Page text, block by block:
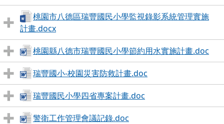
桃園市八德區瑞豐國民小學監視錄影系統管理實施
計畫.docx
桃園縣八德市瑞豐國民小學節約用水實施計畫.doc
瑞豐國小-校園災害防救計畫.doc
瑞豐國民小學四省專案計畫.doc
警衛工作管理會議記錄.doc